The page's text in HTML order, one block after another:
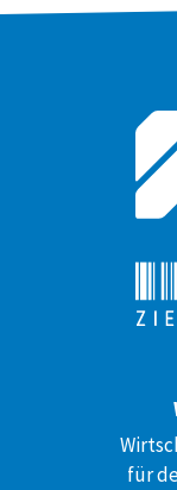
für